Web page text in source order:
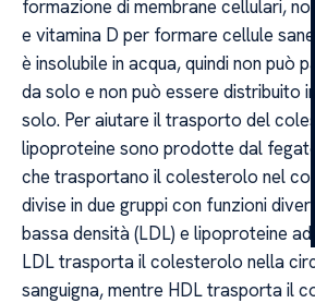
formazione di membrane cellulari,
e vitamina D per formare cellule
è insolubile in acqua, quindi non può
da solo e non può essere distribuito
solo. Per aiutare il trasporto del
lipoproteine sono prodotte dal
che trasportano il colesterolo nel
divise in due gruppi con funzioni
bassa densità (LDL) e lipoproteine ad
LDL trasporta il colesterolo nella
sanguigna, mentre HDL trasporta il